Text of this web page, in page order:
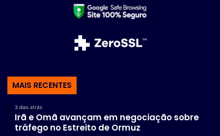
MAIS RECENTES
3 dias atrás
Irã e Omã avançam em negociação sobre
tráfego no Estreito de Ormuz